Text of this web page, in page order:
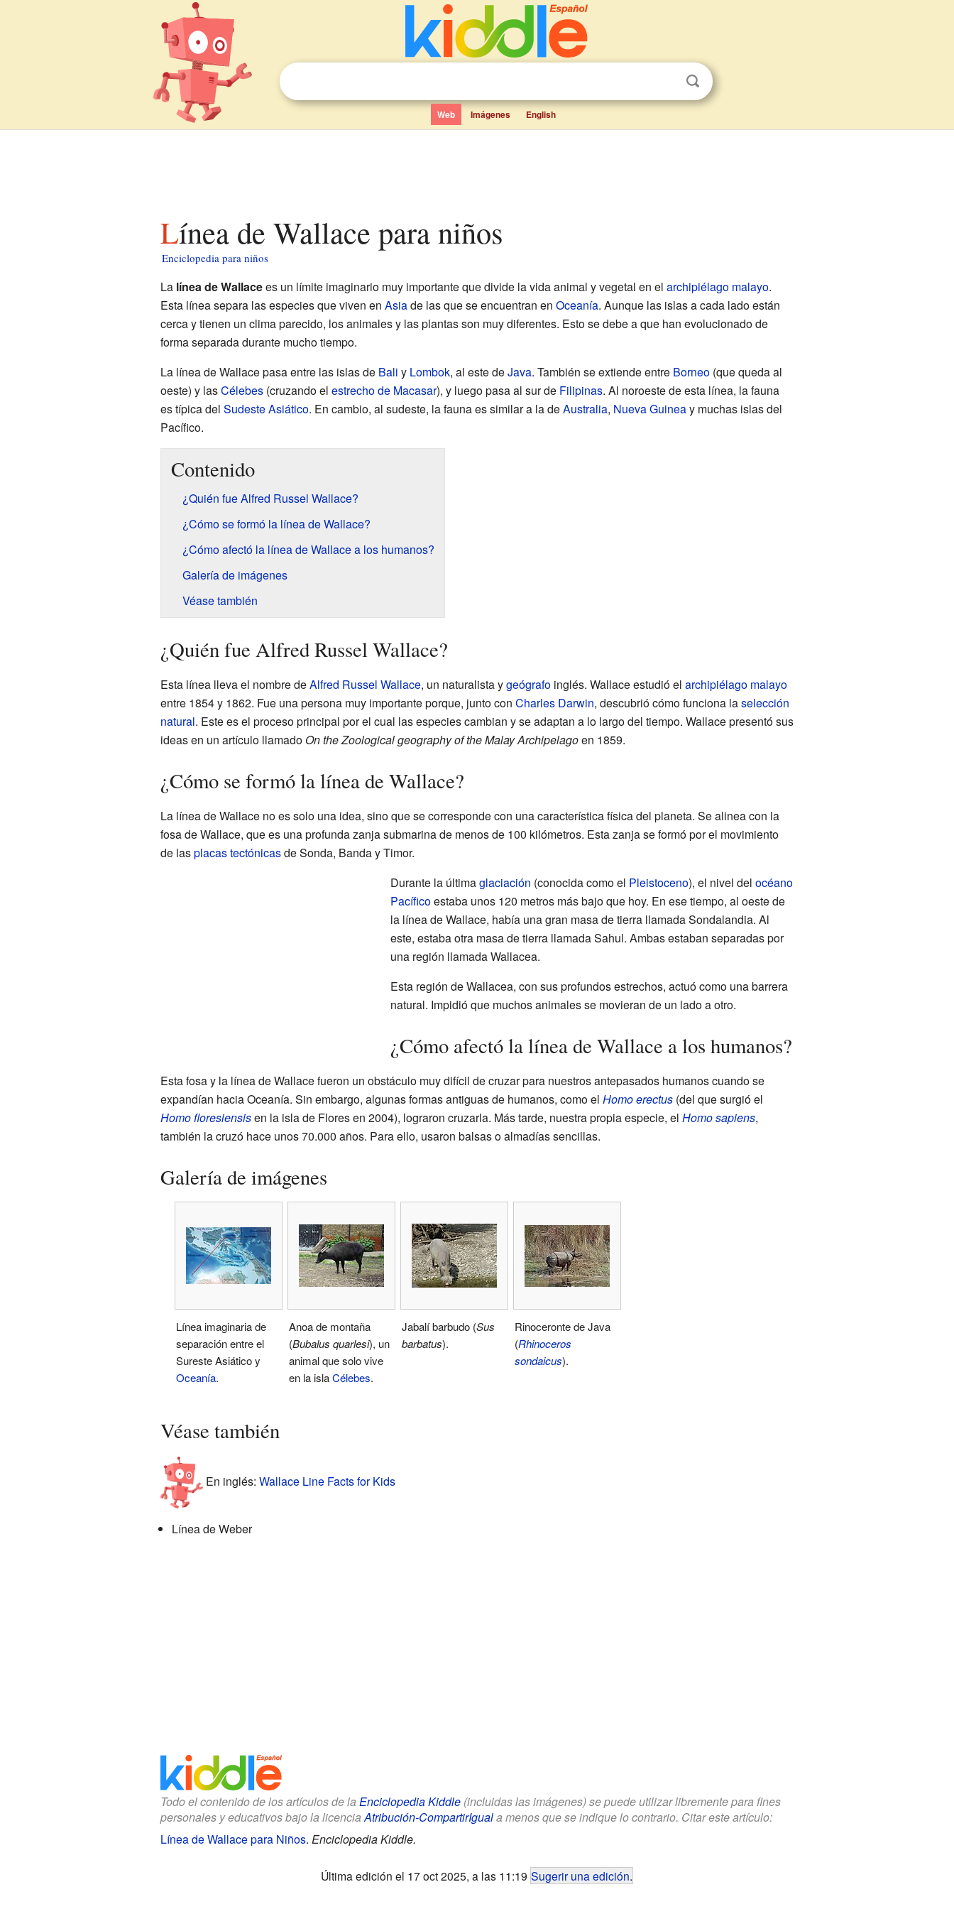
Web Imágenes English
Línea de Wallace para niños
Enciclopedia para niños
La línea de Wallacees un límite imaginario muy importante que divide la vida animal y vegetal en el archipiélago malayo.
Esta línea separa las especies que viven en Asiade las que se encuentran en Oceanía. Aunque las islas a cada lado están
cerca y tienen un clima parecido, los animales y las plantas son muy diferentes. Esto se debe a que han evolucionado de
forma separada durante mucho tiempo.
La línea de Wallace pasa entre las islas de Bali y Lombok, al este deJava. También se extiende entre Borneo(que queda al
oeste) y lasCélebes(cruzando el estrecho de Macasar), y luego pasa al sur de Filipinas. Al noroeste de esta línea, la fauna
es típica del Sudeste Asiático. En cambio, al sudeste, la fauna es similar a la deAustralia, Nueva Guineay muchas islas del
Pacífico.
Contenido
¿Quién fue Alfred Russel Wallace?
¿Cómo se formó la línea de Wallace?
¿Cómo afectó la línea de Wallace a los humanos?
Galería de imágenes
Véase también
¿Quién fue Alfred Russel Wallace?
Esta línea lleva el nombre deAlfred Russel Wallace, un naturalista ygeógrafoinglés. Wallace estudió el archipiélago malayo
entre 1854 y 1862. Fue una persona muy importante porque, junto con Charles Darwin, descubrió cómo funciona laselección
natural. Este es el proceso principal por el cual las especies cambian y se adaptan a lo largo del tiempo. Wallace presentó sus
ideas en un artículo llamado On the Zoological geography of the Malay Archipelagoen 1859.
¿Cómo se formó la línea de Wallace?
La línea de Wallace no es solo una idea, sino que se corresponde con una característica física del planeta. Se alinea con la
fosa de Wallace, que es una profunda zanja submarina de menos de 100 kilómetros. Esta zanja se formó por el movimiento
de lasplacas tectónicasde Sonda, Banda y Timor.
Durante la últimaglaciación (conocida como el Pleistoceno), el nivel del océano
Pacíficoestaba unos 120 metros más bajo que hoy. En ese tiempo, al oeste de
la línea de Wallace, había una gran masa de tierra llamada Sondalandia. Al
este, estaba otra masa de tierra llamada Sahul. Ambas estaban separadas por
una región llamada Wallacea.
Esta región de Wallacea, con sus profundos estrechos, actuó como una barrera
natural. Impidió que muchos animales se movieran de un lado a otro.
¿Cómo afectó la línea de Wallace a los humanos?
Esta fosa y la línea de Wallace fueron un obstáculo muy difícil de cruzar para nuestros antepasados humanos cuando se
expandían hacia Oceanía. Sin embargo, algunas formas antiguas de humanos, como el Homo erectus(del que surgió el
Homo floresiensisen la isla de Flores en 2004), lograron cruzarla. Más tarde, nuestra propia especie, el Homo sapiens,
también la cruzó hace unos 70.000 años. Para ello, usaron balsas o almadías sencillas.
Galería de imágenes
Línea imaginaria de
separación entre el
Sureste Asiático y
Oceanía.
Anoa de montaña
(Bubalus quarlesi), un
animal que solo vive
en la islaCélebes.
Jabalí barbudo (Sus
barbatus).
Rinoceronte de Java
(Rhinoceros
sondaicus).
Véase también
En inglés: Wallace Line Facts for Kids
Línea de Weber
Todo el contenido de los artículos de la Enciclopedia Kiddle(incluidas las imágenes) se puede utilizar libremente para fines
personales y educativos bajo la licencia Atribución-CompartirIguala menos que se indique lo contrario. Citar este artículo:
Línea de Wallace para Niños. Enciclopedia Kiddle.
Última edición el 17 oct 2025, a las 11:19 Sugerir una edición.